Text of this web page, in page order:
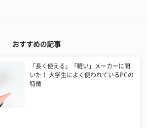
おすすめの記事
「長く使える」「軽い」メーカーに聞
いた！ 大学生によく使われているPCの
特徴